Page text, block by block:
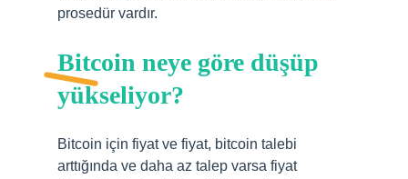
prosedür vardır.
Bitcoin neye göre düşüp
yükseliyor?
Bitcoin için fiyat ve fiyat, bitcoin talebi
arttığında ve daha az talep varsa fiyat